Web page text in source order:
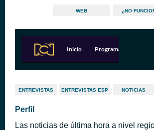
WEB ¿NO
ENTREVISTAS ENTREVISTAS ESP NOTICIAS
Perfil
Las noticias de última hora a nivel